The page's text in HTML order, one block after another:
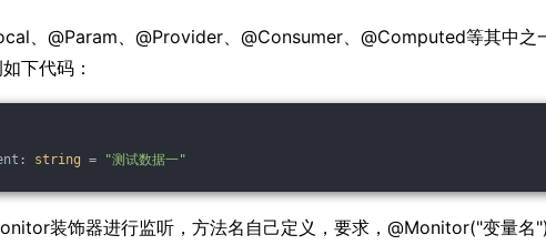
、@Param、@Provider、@Consumer、@Computed等其中之
下代码：
string = "测试数据一"
装饰器进行监听，方法名自己定义，要求，@Monitor("变量名")